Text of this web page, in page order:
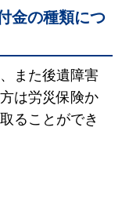
金の種類につ
また後遺障害
は労災保険か
ることができ